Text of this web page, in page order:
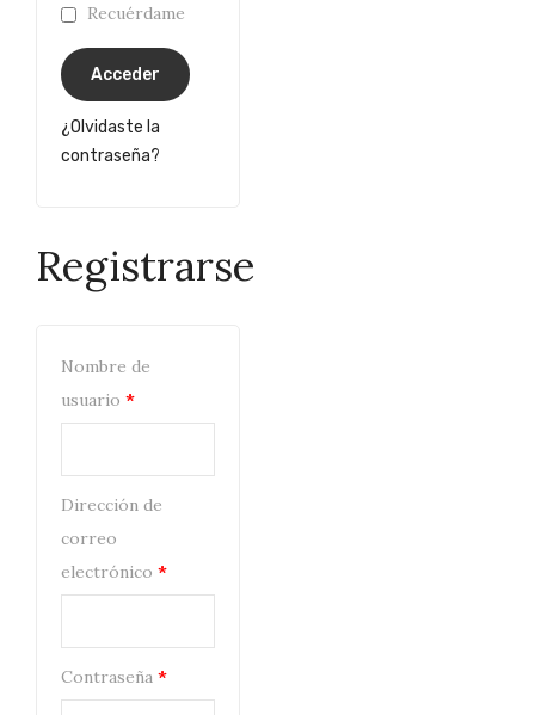
Recuérdame
Acceder
¿Olvidaste la
contraseña?
Registrarse
Nombre de
usuario *
Dirección de
correo
electrónico *
Contraseña *